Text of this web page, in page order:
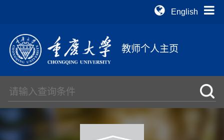
English
教师个人主页